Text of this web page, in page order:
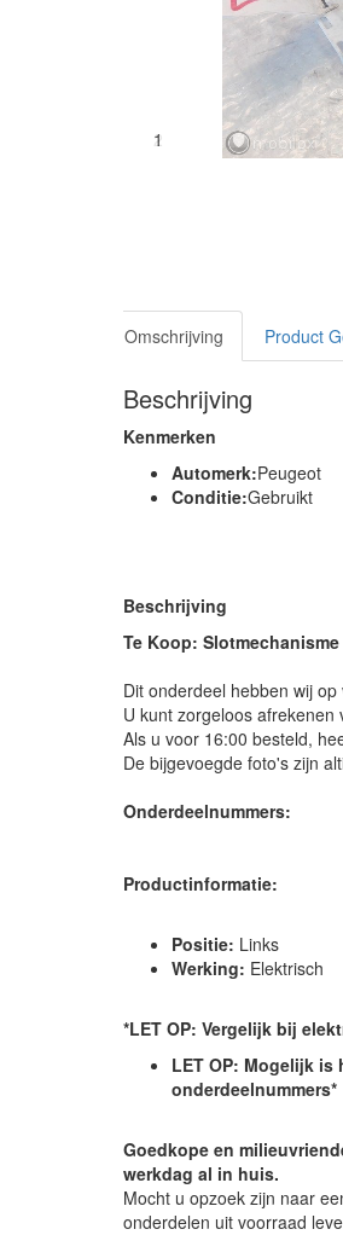
2
Omschrijving Product
Beschrijving
Kenmerken
Automerk:Peugeot
Conditie:Gebruikt
Beschrijving
Te Koop:
Dit onderdeel hebben wij
U kunt zorgeloos
Als u voor 16:00 besteld,
De bijgevoegde foto's zijn
Onderdeelnummers:
Productinformatie:
Positie: Links
Werking: Elektrisch
*LET OP: Vergelijk bij
LET OP: Mogelijk
onderdeelnummers*
Goedkope en
werkdag al in huis.
Mocht u opzoek zijn naar
onderdelen uit voorraad